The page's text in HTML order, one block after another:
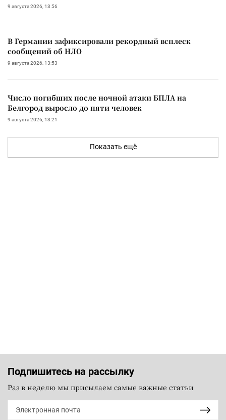
9 августа 2026, 13:56
В Германии зафиксировали рекордный всплеск
сообщений об НЛО
9 августа 2026, 13:53
Число погибших после ночной атаки БПЛА на
Белгород выросло до пяти человек
9 августа 2026, 13:21
Показать ещё
Подпишитесь на рассылку
Раз в неделю мы присылаем самые важные статьи